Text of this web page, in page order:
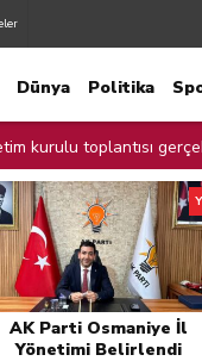
Dünya Politika
kurulu toplantısı
Belirlendi
Hazırlıkları Başladı
İçin Cam Kırıkları
Çocuğu Ekipler
AK Parti Osmaniye İl
Yönetimi Belirlendi